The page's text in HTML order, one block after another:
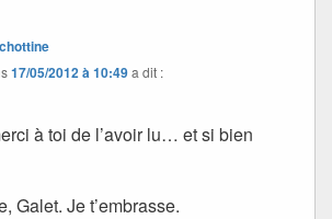
17/05/2012 à 10:49a dit :
à toi de l’avoir lu… et si bien
Galet. Je t’embrasse.